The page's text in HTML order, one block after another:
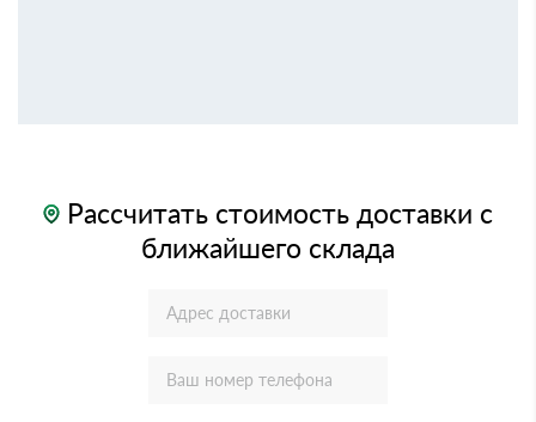
Рассчитать стоимость доставки с
ближайшего склада